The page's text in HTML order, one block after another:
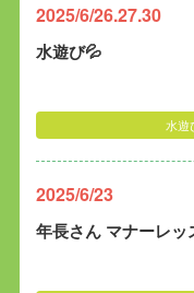
2025/6/26.27.30
水遊び💦
水遊
2025/6/23
年長さん マナーレッ